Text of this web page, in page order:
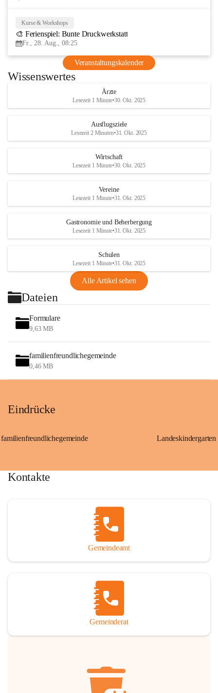
Kurse & Workshops
🎨 Ferienspiel: Bunte Druckwerkstatt
Fr., 28. Aug., 08:25
Veranstaltungskalender
Wissenswertes
Ärzte
Lesezeit 1 Minute•30. Okt. 2025
Ausflugsziele
Lesezeit 2 Minuten•31. Okt. 2025
Wirtschaft
Lesezeit 1 Minute•30. Okt. 2025
Vereine
Lesezeit 1 Minute•31. Okt. 2025
Gastronomie und Beherbergung
Lesezeit 1 Minute•31. Okt. 2025
Schulen
Lesezeit 1 Minute•31. Okt. 2025
Alle Artikel sehen
Dateien
Formulare
9,63 MB
familienfreundlichegemeinde
0,46 MB
Eindrücke
familienfreundlichegemeinde
Kontakte
Gemeindeamt
Gemeinderat